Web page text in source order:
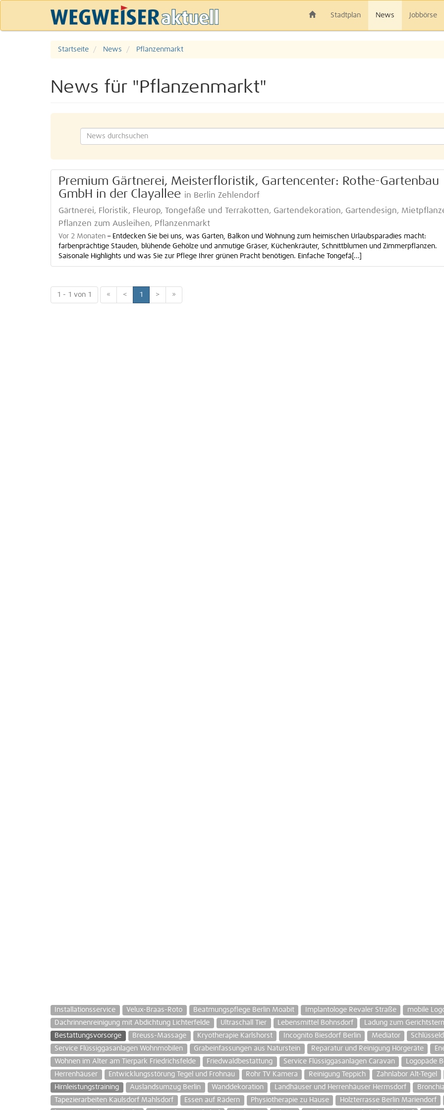
Stadtplan News Jobbörse
Startseite News Pflanzenmarkt
News für "Pflanzenmarkt"
Premium Gärtnerei, Meisterfloristik, Gartencenter: Rothe-Gartenbau
GmbH in der Clayallee in Berlin Zehlendorf
Gärtnerei, Floristik, Fleurop, Tongefäße und Terrakotten, Gartendekoration, Gartendesign,
Pflanzen zum Ausleihen, Pflanzenmarkt
Vor 2 Monaten – Entdecken Sie bei uns, was Garten, Balkon und Wohnung zum heimischen Urlaubsparadies macht:
farbenprächtige Stauden, blühende Gehölze und anmutige Gräser, Küchenkräuter, Schnittblumen und Zimmerpflanzen.
Saisonale Highlights und was Sie zur Pflege Ihrer grünen Pracht benötigen. Einfache Tongefä[...]
1 - 1 von 1 « < 1 > »
Installationsservice Velux-Braas-Roto Beatmungspflege Berlin Moabit Implantologe Revaler Straße mobile
Dachrinnenreinigung mit Abdichtung Lichterfelde
Ultraschall Tier Lebensmittel Bohnsdorf Ladung zum
Bestattungsvorsorge
Breuss-Massage Kryotherapie Karlshorst Incognito Biesdorf Berlin Mediator
Service Flüssiggasanlagen Wohnmobilen
Grabeinfassungen aus Naturstein Reparatur und Reinigung Hörgeräte
Wohnen im Alter am Tierpark Friedrichsfelde
Friedwaldbestattung Service Flüssiggasanlagen Caravan
Logopäde
Herrenhäuser
Entwicklungsstörung Tegel und Frohnau Rohr TV Kamera Reinigung Teppich Zahnlabor Alt-Tegel
Hirnleistungstraining
Auslandsumzug Berlin Wanddekoration Landhäuser und Herrenhäuser Hermsdorf
Tapezierarbeiten Kaulsdorf Mahlsdorf
Essen auf Rädern Physiotherapie zu Hause Holzterrasse Berlin Mariendorf